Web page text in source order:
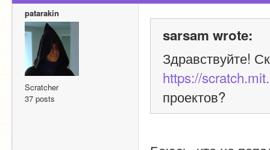
patarakin
Scratcher
37 posts
sarsam wrote:
https://
проектов?